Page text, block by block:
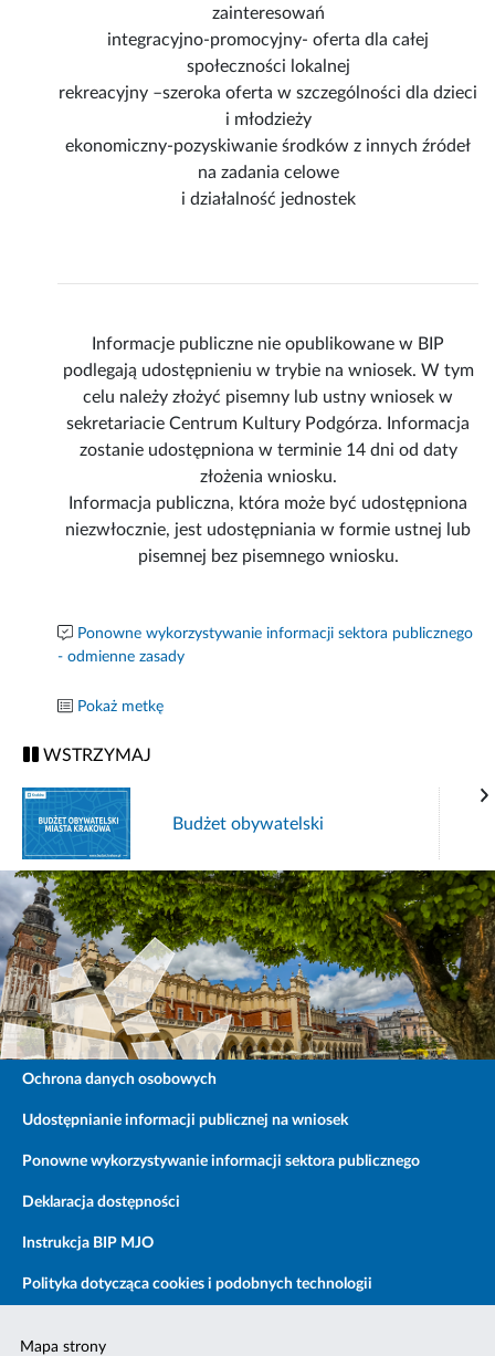
zainteresowań
integracyjno-promocyjny- oferta dla całej
społeczności lokalnej
rekreacyjny –szeroka oferta w szczególności dla dzieci
i młodzieży
ekonomiczny-pozyskiwanie środków z innych źródeł
na zadania celowe
i działalność jednostek
Informacje publiczne nie opublikowane w BIP
podlegają udostępnieniu w trybie na wniosek. W tym
celu należy złożyć pisemny lub ustny wniosek w
sekretariacie Centrum Kultury Podgórza. Informacja
zostanie udostępniona w terminie 14 dni od daty
złożenia wniosku.
Informacja publiczna, która może być udostępniona
niezwłocznie, jest udostępniania w formie ustnej lub
pisemnej bez pisemnego wniosku.
Ponowne wykorzystywanie informacji sektora publicznego
- odmienne zasady
Pokaż metkę
WSTRZYMAJ
Budżet obywatelski
Ochrona danych osobowych
Udostępnianie informacji publicznej na wniosek
Ponowne wykorzystywanie informacji sektora publicznego
Deklaracja dostępności
Instrukcja BIP MJO
Polityka dotycząca cookies i podobnych technologii
Mapa strony